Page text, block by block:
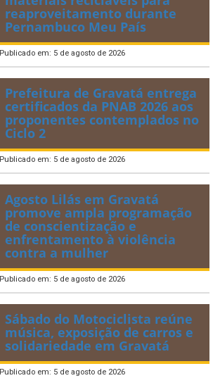
reaproveitamento durante
Pernambuco Meu País
Publicado em: 5 de agosto de 2026
Prefeitura de Gravatá entrega
certificados da PNAB 2026 aos
proponentes contemplados no
Ciclo 2
Publicado em: 5 de agosto de 2026
Agosto Lilás em Gravatá
promove ampla programação
de conscientização e
enfrentamento à violência
contra a mulher
Publicado em: 5 de agosto de 2026
Sábado do Motociclista reúne
música, exposição de carros e
solidariedade em Gravatá
Publicado em: 5 de agosto de 2026